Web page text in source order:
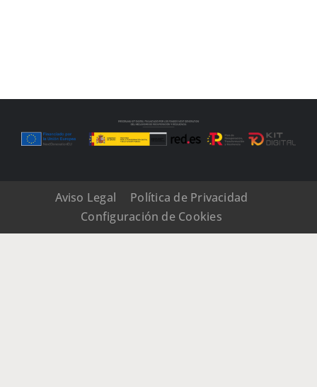
Aviso Legal
Política de Privacidad
Configuración de Cookies